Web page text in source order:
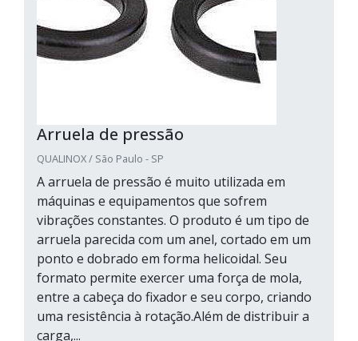
Arruela de pressão
QUALINOX / São Paulo - SP
A arruela de pressão é muito utilizada em
máquinas e equipamentos que sofrem
vibrações constantes. O produto é um tipo de
arruela parecida com um anel, cortado em um
ponto e dobrado em forma helicoidal. Seu
formato permite exercer uma força de mola,
entre a cabeça do fixador e seu corpo, criando
uma resistência à rotação.Além de distribuir a
carga,...